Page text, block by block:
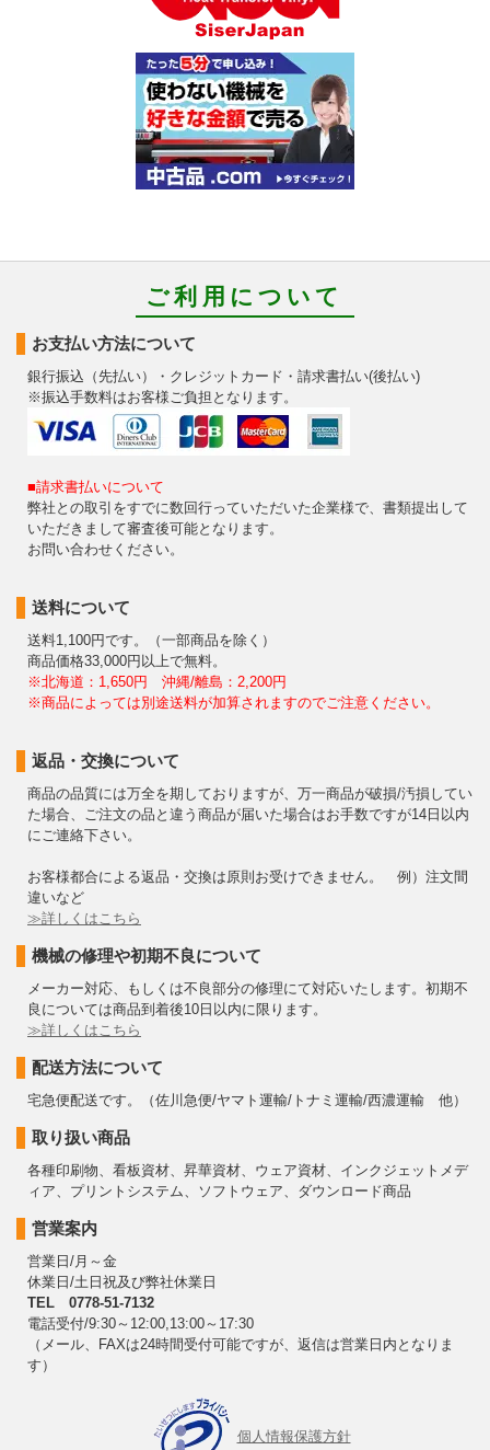
ご利用について
お支払い方法について
銀行振込（先払い）・クレジットカード・請求書払い(後払い)
※振込手数料はお客様ご負担となります。
■請求書払いについて
弊社との取引をすでに数回行っていただいた企業様で、書類提出して
いただきまして審査後可能となります。
お問い合わせください。
送料について
送料1,100円です。（一部商品を除く）
商品価格33,000円以上で無料。
※北海道：1,650円 沖縄/離島：2,200円
※商品によっては別途送料が加算されますのでご注意ください。
返品・交換について
商品の品質には万全を期しておりますが、万一商品が破損/汚損してい
た場合、ご注文の品と違う商品が届いた場合はお手数ですが14日以内
にご連絡下さい。
お客様都合による返品・交換は原則お受けできません。 例）注文間
違いなど
≫詳しくはこちら
機械の修理や初期不良について
メーカー対応、もしくは不良部分の修理にて対応いたします。初期不
良については商品到着後10日以内に限ります。
≫詳しくはこちら
配送方法について
宅急便配送です。（佐川急便/ヤマト運輸/トナミ運輸/西濃運輸 他）
取り扱い商品
各種印刷物、看板資材、昇華資材、ウェア資材、インクジェットメデ
ィア、プリントシステム、ソフトウェア、ダウンロード商品
営業案内
営業日/月～金
休業日/土日祝及び弊社休業日
TEL 0778-51-7132
電話受付/9:30～12:00,13:00～17:30
（メール、FAXは24時間受付可能ですが、返信は営業日内となりま
す）
個人情報保護方針